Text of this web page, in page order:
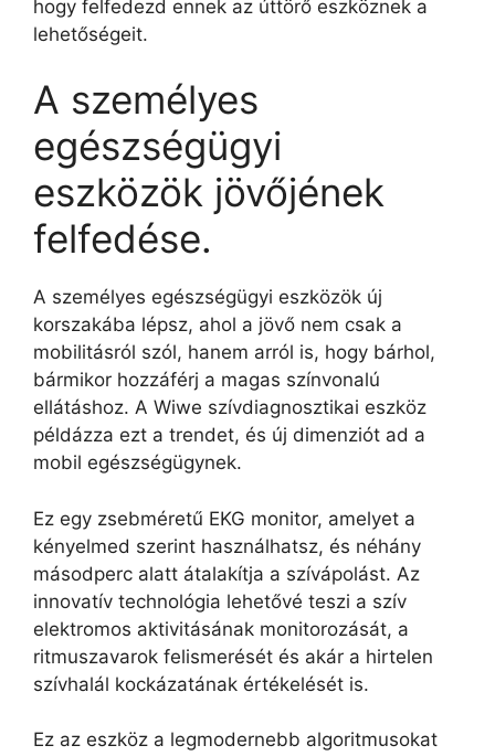
hogy felfedezd ennek az úttörő eszköznek a
lehetőségeit.
A személyes
egészségügyi
eszközök jövőjének
felfedése.
A személyes egészségügyi eszközök új
korszakába lépsz, ahol a jövő nem csak a
mobilitásról szól, hanem arról is, hogy bárhol,
bármikor hozzáférj a magas színvonalú
ellátáshoz. A Wiwe szívdiagnosztikai eszköz
példázza ezt a trendet, és új dimenziót ad a
mobil egészségügynek.
Ez egy zsebméretű EKG monitor, amelyet a
kényelmed szerint használhatsz, és néhány
másodperc alatt átalakítja a szívápolást. Az
innovatív technológia lehetővé teszi a szív
elektromos aktivitásának monitorozását, a
ritmuszavarok felismerését és akár a hirtelen
szívhalál kockázatának értékelését is.
Ez az eszköz a legmodernebb algoritmusokat